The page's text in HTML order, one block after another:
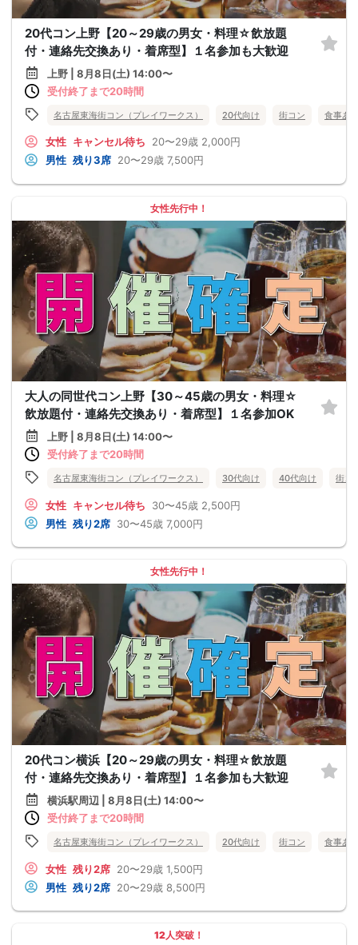
20代コン上野【20～29歳の男女・料理☆飲放題
付・連絡先交換あり・着席型】１名参加も大歓迎
上野 | 8月8日(土) 14:00〜
受付終了まで20時間
名古屋東海街コン（プレイワークス） 20代向け 街コン 食事あ
女性 キャンセル待ち 20〜29歳 2,000円
男性 残り3席 20〜29歳 7,500円
女性先行中！
大人の同世代コン上野【30～45歳の男女・料理☆
飲放題付・連絡先交換あり・着席型】１名参加OK
上野 | 8月8日(土) 14:00〜
受付終了まで20時間
名古屋東海街コン（プレイワークス） 30代向け 40代向け 街コ
女性 キャンセル待ち 30〜45歳 2,500円
男性 残り2席 30〜45歳 7,000円
女性先行中！
20代コン横浜【20～29歳の男女・料理☆飲放題
付・連絡先交換あり・着席型】１名参加も大歓迎
横浜駅周辺 | 8月8日(土) 14:00〜
受付終了まで20時間
名古屋東海街コン（プレイワークス） 20代向け 街コン 食事あ
女性 残り2席 20〜29歳 1,500円
男性 残り2席 20〜29歳 8,500円
12人突破！